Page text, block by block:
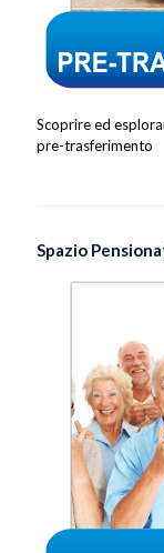
Scoprire ed
pre-trasferimento
Spazio